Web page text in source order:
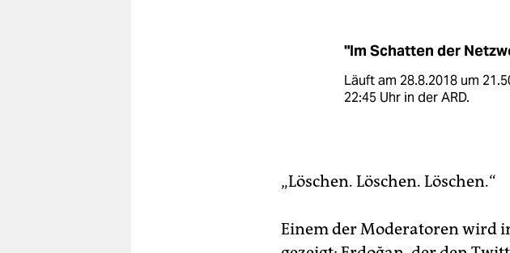
"Im Schatten der
Läuft am 28.8.2018 um
22:45 Uhr in der ARD.
„Löschen. Löschen. Löschen.“
Einem der Moderatoren wird